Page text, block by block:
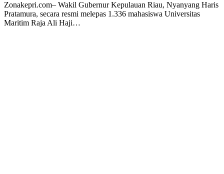
Zonakepri.com– Wakil Gubernur Kepulauan Riau, Nyanyang Haris
Pratamura, secara resmi melepas 1.336 mahasiswa Universitas
Maritim Raja Ali Haji…